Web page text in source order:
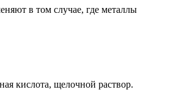
в том случае, где металлы
кислота, щелочной раствор.